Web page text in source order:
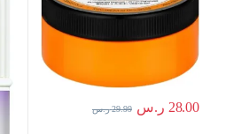
28.00 ر.س 29.99 ر.س